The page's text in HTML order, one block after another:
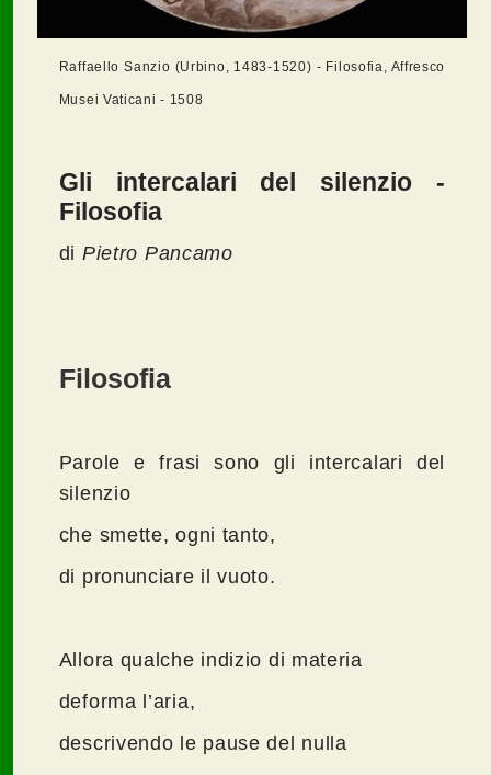
Raffaello Sanzio (Urbino, 1483-1520) - Filosofia, Affresco
Musei Vaticani - 1508
Gli intercalari del silenzio -
Filosofia
di Pietro Pancamo
Filosofia
Parole e frasi sono gli intercalari del
silenzio
che smette, ogni tanto,
di pronunciare il vuoto.
Allora qualche indizio di materia
deforma l’aria,
descrivendo le pause del nulla